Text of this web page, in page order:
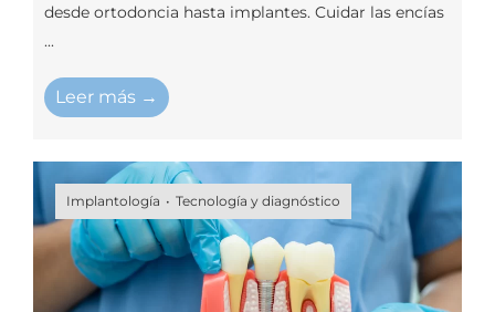
desde ortodoncia hasta implantes. Cuidar las encías
...
Leer más →
Implantología Tecnología y diagnóstico